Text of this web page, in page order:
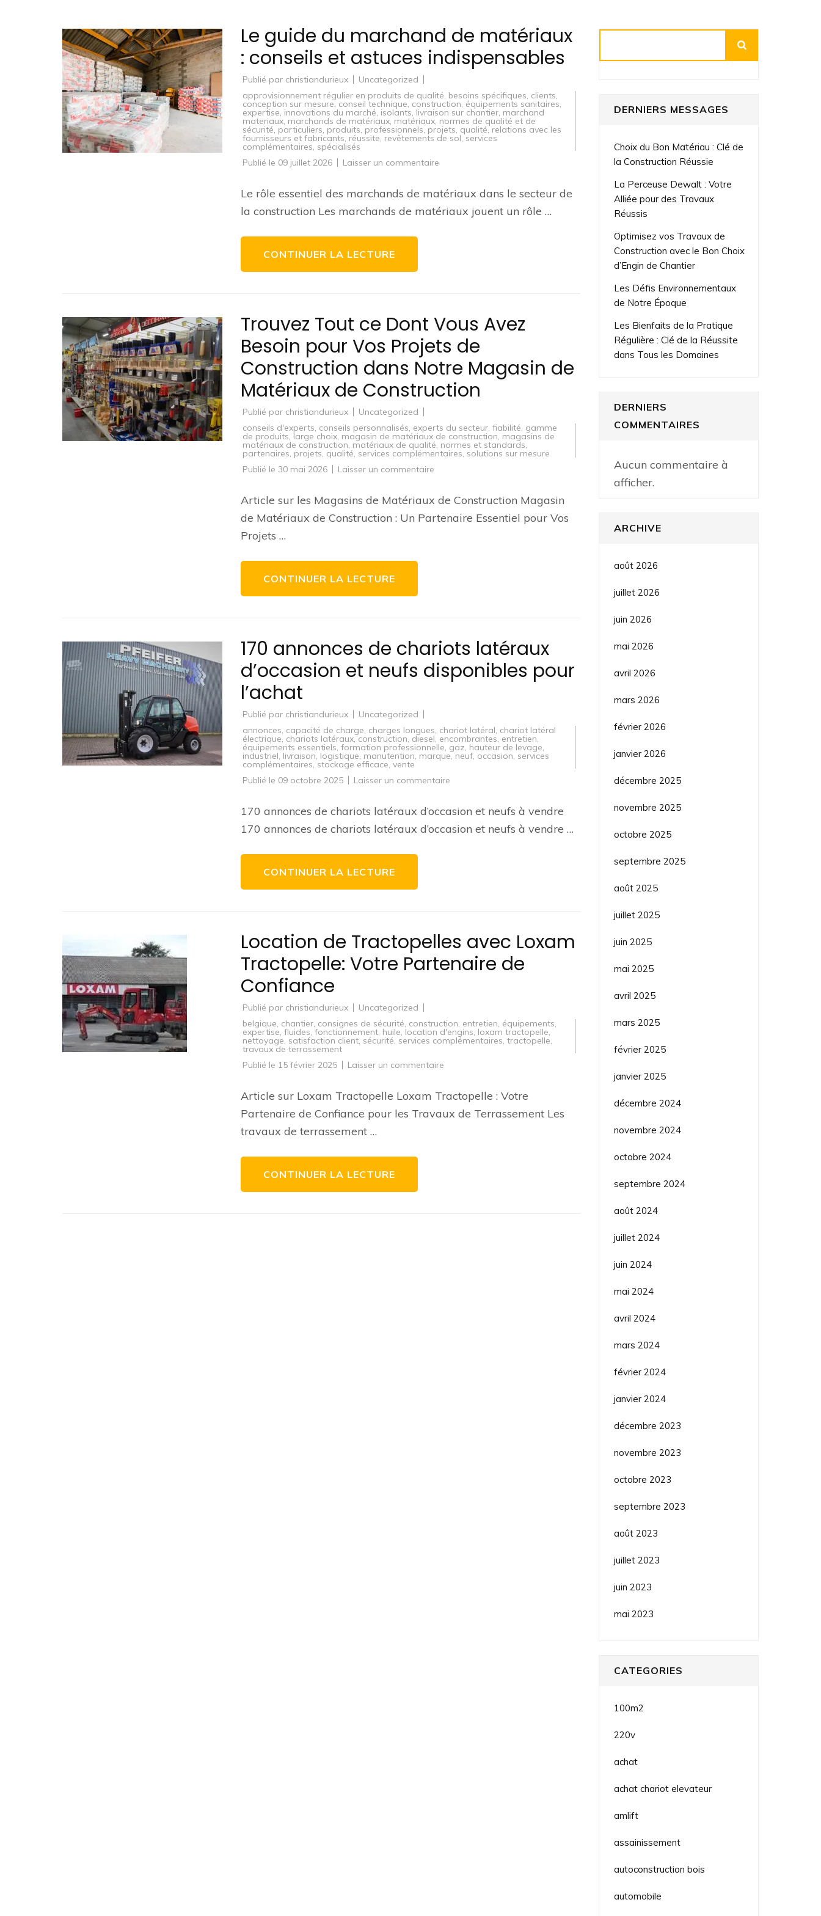
Le guide du marchand de matériaux
: conseils et astuces indispensables
Publié par christiandurieux
Uncategorized
approvisionnement régulier en produits de qualité, besoins spécifiques, clients,
conception sur mesure, conseil technique, construction, équipements sanitaires,
expertise, innovations du marché, isolants, livraison sur chantier, marchand
materiaux, marchands de matériaux, matériaux, normes de qualité et de
sécurité, particuliers, produits, professionnels, projets, qualité, relations avec les
fournisseurs et fabricants, réussite, revêtements de sol,services
complémentaires, spécialisés
Publié le 09 juillet 2026 Laisser un commentaire
du
marchand
de
matériaux
Le rôle essentiel des marchands de matériaux dans le secteur de
la construction Les marchands de matériaux jouent un rôle …
CONTINUER LA LECTURE
Trouvez Tout ce Dont Vous Avez
Besoin pour Vos Projets de
Construction dans Notre Magasin de
Matériaux de Construction
Publié par christiandurieux
Uncategorized
conseils d'experts, conseils personnalisés, experts du secteur, fiabilité, gamme
de produits, large choix, magasin de matériaux de construction, magasins de
matériaux de construction, matériaux de qualité, normes et standards,
partenaires, projets, qualité, services complémentaires, solutions sur mesure
Publié le 30 mai 2026 Laisser un commentaire
ce
Dont
Avez
Article sur les Magasins de Matériaux de Construction Magasin
de Matériaux de Construction : Un Partenaire Essentiel pour Vos
Projets …
CONTINUER LA LECTURE
170 annonces de chariots latéraux
d’occasion et neufs disponibles pour
l’achat
Publié par christiandurieux
Uncategorized
annonces, capacité de charge, charges longues, chariot latéral, chariot latéral
électrique, chariots latéraux,construction, diesel, encombrantes, entretien,
équipements essentiels, formation professionnelle, gaz, hauteur de levage,
industriel, livraison, logistique, manutention, marque, neuf, occasion, services
complémentaires, stockage efficace, vente
Publié le 09 octobre 2025 Laisser un commentaire
de
chariots
d’occasion
170 annonces de chariots latéraux d’occasion et neufs à vendre
170 annonces de chariots latéraux d’occasion et neufs à vendre …
CONTINUER LA LECTURE
Location de Tractopelles avec Loxam
Tractopelle: Votre Partenaire de
Confiance
Publié par christiandurieux
Uncategorized
belgique, chantier, consignes de sécurité, construction, entretien, équipements,
expertise, fluides, fonctionnement, huile, location d'engins, loxam tractopelle,
nettoyage, satisfaction client, sécurité, services complémentaires, tractopelle,
travaux de terrassement
Publié le 15 février 2025 Laisser un commentaire
Tractopelles
avec
Loxam
Tractopelle:
Article sur Loxam Tractopelle Loxam Tractopelle : Votre
Partenaire de Confiance pour les Travaux de Terrassement Les
travaux de terrassement …
CONTINUER LA LECTURE
DERNIERS MESSAGES
Choix du Bon Matériau : Clé de
la Construction Réussie
La Perceuse Dewalt : Votre
Alliée pour des Travaux
Réussis
Optimisez vos Travaux de
Construction avec le Bon Choix
d’Engin de Chantier
Les Défis Environnementaux
de Notre Époque
Les Bienfaits de la Pratique
Régulière : Clé de la Réussite
dans Tous les Domaines
DERNIERS
COMMENTAIRES
Aucun commentaire à
afficher.
ARCHIVE
août 2026
juillet 2026
juin 2026
mai 2026
avril 2026
mars 2026
février 2026
janvier 2026
décembre 2025
novembre 2025
octobre 2025
septembre 2025
août 2025
juillet 2025
juin 2025
mai 2025
avril 2025
mars 2025
février 2025
janvier 2025
décembre 2024
novembre 2024
octobre 2024
septembre 2024
août 2024
juillet 2024
juin 2024
mai 2024
avril 2024
mars 2024
février 2024
janvier 2024
décembre 2023
novembre 2023
octobre 2023
septembre 2023
août 2023
juillet 2023
juin 2023
mai 2023
CATEGORIES
100m2
220v
achat
achat chariot elevateur
amlift
assainissement
autoconstruction bois
automobile